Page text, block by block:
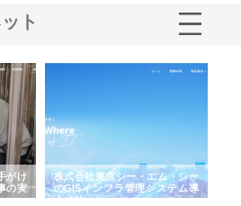
ト
会社アクアスペースが水中
陸上まで一貫施工できる理
株式会社地盤調
れ続ける理由と
強み